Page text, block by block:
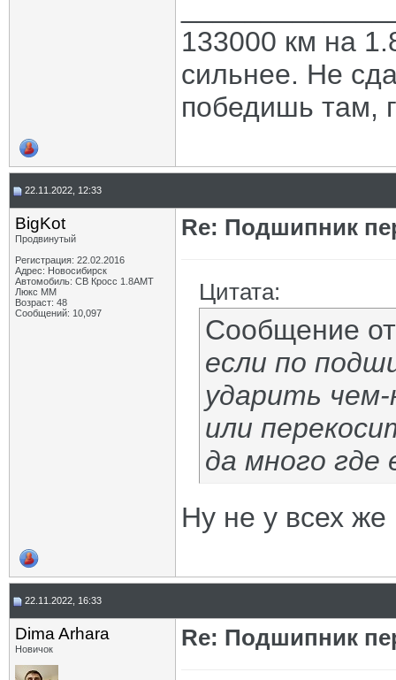
133000 км на
сильнее. Не
победишь там,
22.11.2022, 12:33
BigKot
Продвинутый
Регистрация: 22.02.2016
Адрес: Новосибирск
Автомобиль: СВ Кросс 1.8АМТ
Люкс ММ
Возраст: 48
Сообщений: 10,097
Re: Подшипник
Цитата:
Сообщение
если по
ударить
или
да много где
Ну не у всех
22.11.2022, 16:33
Dima Arhara
Новичок Re: Подшипник